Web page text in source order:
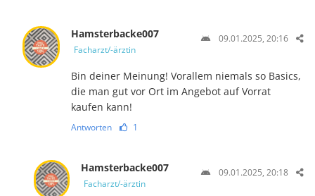
Hamsterbacke007
Facharzt/-ärztin
09.01.2025, 20:16
Bin deiner Meinung! Vorallem niemals so Basics,
die man gut vor Ort im Angebot auf Vorrat
kaufen kann!
Antworten 1
Hamsterbacke007
Facharzt/-ärztin
09.01.2025, 20:18